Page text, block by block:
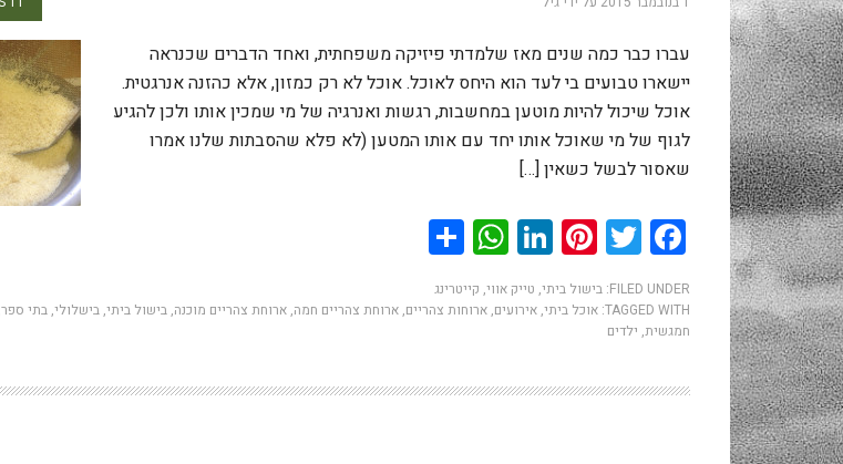
עברו כבר כמה שנים מאז שלמדתי פיזיקה משפחתית, ואחד הדברים שכנראה
יישארו טבועים בי לעד הוא היחס לאוכל. אוכל לא רק כמזון, אלא כהזנה אנרגטית.
אוכל שיכול להיות מוטען במחשבות, רגשות ואנרגיה של מי שמכין אותו ולכן להגיע
לגוף של מי שאוכל אותו יחד עם אותו המטען (לא פלא שהסבתות שלנו אמרו
שאסור לבשל כשאין […]
Facebook
Twitter
Pinterest
LinkedIn
WhatsApp
FILED UNDER: בישול ביתי, טייק אווי, קייטרינג
TAGGED WITH: אוכל ביתי, אירועים, ארוחות צהריים, ארוחת צהריים חמה, ארוחת צהריים מוכנה, בישול ביתי, בישלולי, בתי ספר
חמגשית, ילדים